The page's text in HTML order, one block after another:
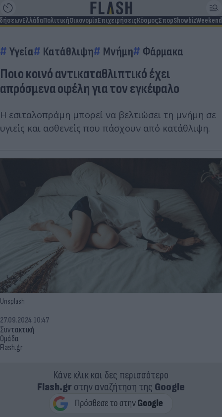
ΕλλάδαΠολιτικήΟικονομίαΕπιχειρήσειςΚόσμοςΣπορShowbizWeekend
Υγεία Κατάθλιψη Μνήμη Φάρμακα
Ποιο κοινό αντικαταθλιπτικό έχει
απρόσμενα οφέλη για τον εγκέφαλο
Η εσιταλοπράμη μπορεί να βελτιώσει τη μνήμη σε
υγιείς και ασθενείς που πάσχουν από κατάθλιψη.
Unsplash
Συντακτική
Ομάδα
Flash.gr
27.09.2024 10:47
Κάνε κλικ και δες περισσότερο
Flash.grστην αναζήτηση της Google